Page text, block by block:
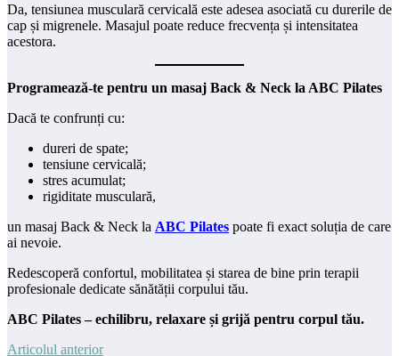
Da, tensiunea musculară cervicală este adesea asociată cu durerile de
cap și migrenele. Masajul poate reduce frecvența și intensitatea
acestora.
Programează-te pentru un masaj Back & Neck la ABC Pilates
Dacă te confrunți cu:
dureri de spate;
tensiune cervicală;
stres acumulat;
rigiditate musculară,
un masaj Back & Neck la ABC Pilates poate fi exact soluția de care
ai nevoie.
Redescoperă confortul, mobilitatea și starea de bine prin terapii
profesionale dedicate sănătății corpului tău.
ABC Pilates – echilibru, relaxare și grijă pentru corpul tău.
Articolul anterior